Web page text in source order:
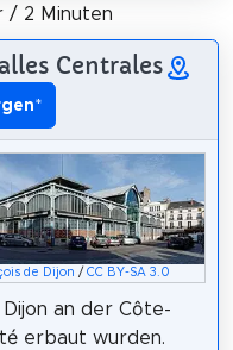
/ 2 Minuten
Centrales
*
de Dijon / CC BY-SA 3.0
Dijon an der Côte-
erbaut wurden.